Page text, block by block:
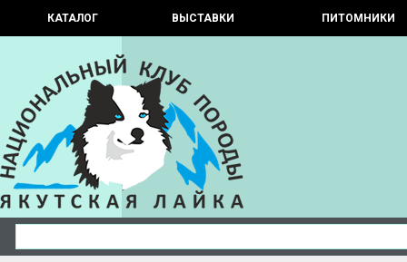
КАТАЛОГ ВЫСТАВКИ ПИТОМНИКИ